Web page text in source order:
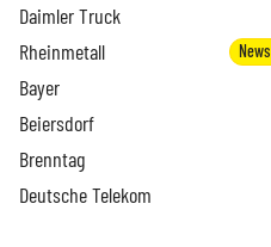
Daimler Truck
Rheinmetall News
Bayer
Beiersdorf
Brenntag
Deutsche Telekom